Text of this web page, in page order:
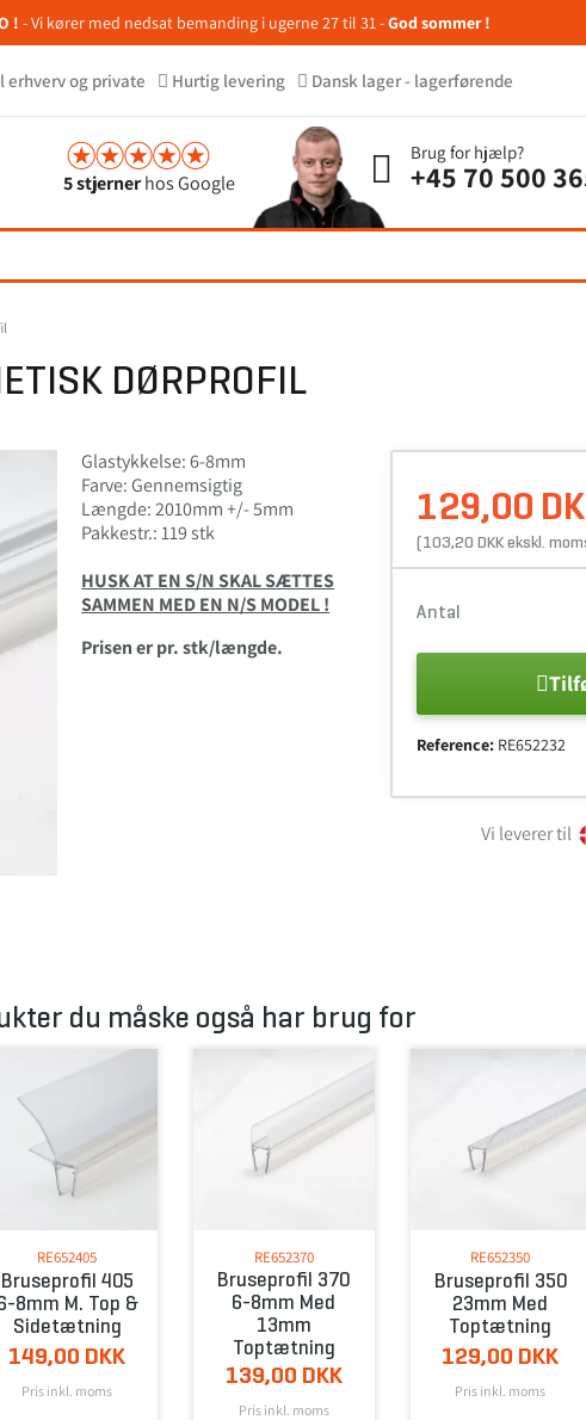
! - Vi kører med nedsat bemanding i ugerne 27 til 31 -God sommer !
erhverv og private Hurtig levering Dansk lager - lagerførende
5 stjernerhos Google
Brug for hjælp?
+45 70 500
DØRPROFIL
Glastykkelse: 6-8mm
Farve: Gennemsigtig
Længde: 2010mm +/- 5mm
Pakkestr.: 119 stk
HUSK AT EN S/N SKAL SÆTTES
SAMMEN MED EN N/S MODEL !
Prisen er pr. stk/længde.
129,00
(103,20 DKK ekskl.
Antal
Reference: RE652232
Vi leverer til
du måske også har brug for
RE652405
Bruseprofil 405
8mm M. Top &
Sidetætning
149,00 DKK
Pris inkl. moms
RE652370
Bruseprofil 370
6-8mm Med
13mm
Toptætning
139,00 DKK
Pris inkl. moms
RE652350
Bruseprofil 350
23mm Med
Toptætning
129,00 DKK
Pris inkl. moms